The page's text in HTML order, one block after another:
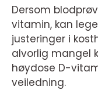
Dersom
vitamin, kan
justeringer i
alvorlig mangel
høydose D-
veiledning.